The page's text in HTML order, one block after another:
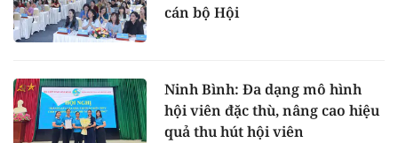
cán bộ Hội
Ninh Bình: Đa dạng mô hình
hội viên đặc thù, nâng cao hiệu
quả thu hút hội viên